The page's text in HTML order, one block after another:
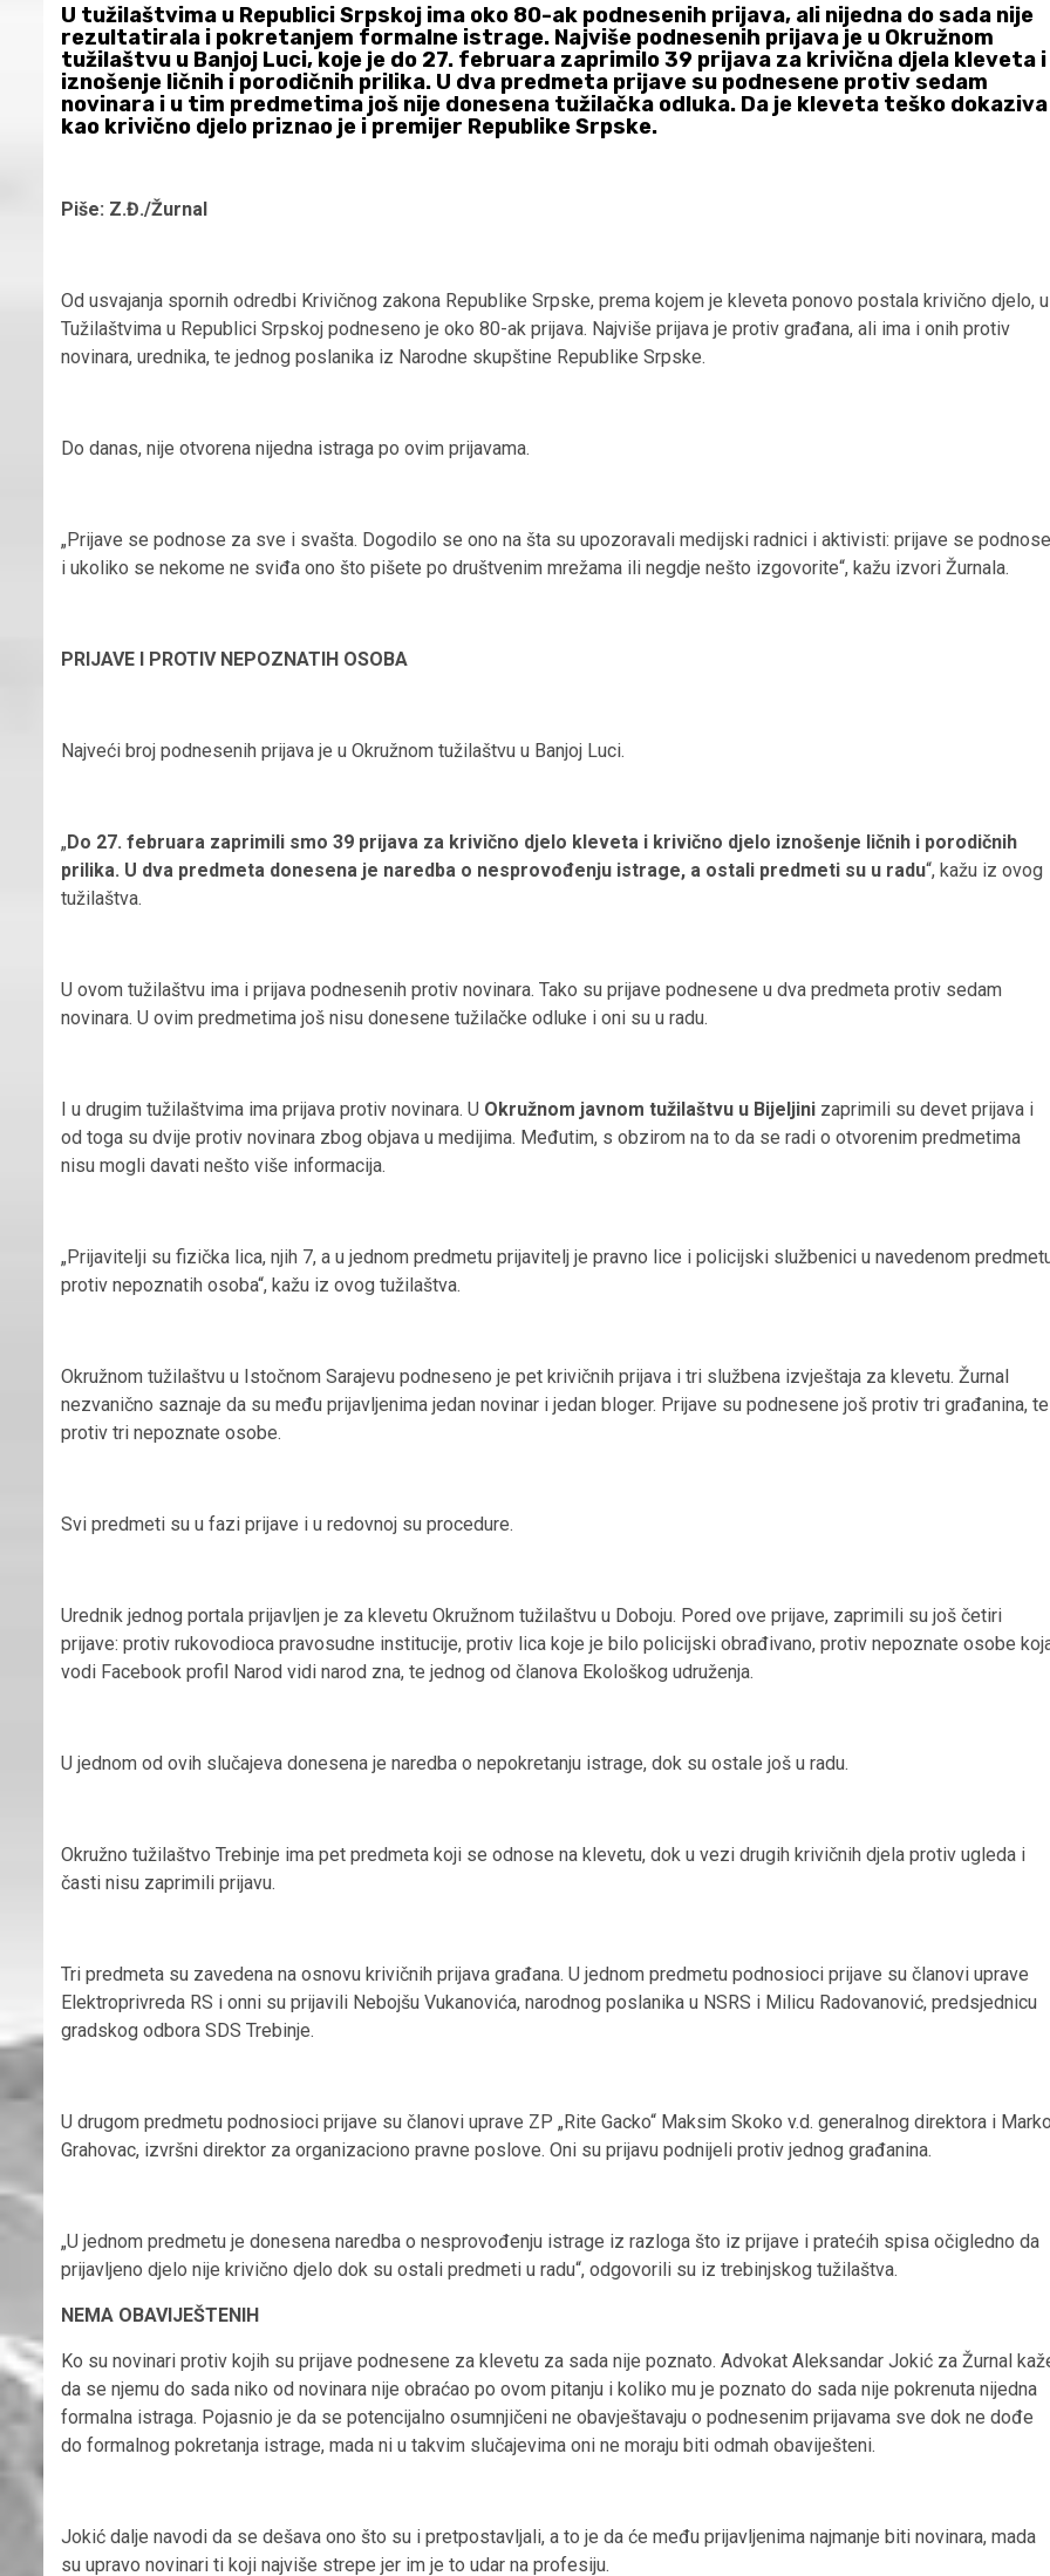
U tužilaštvima u Republici Srpskoj ima oko 80-ak podnesenih prijava, ali nijedna do sada nije
rezultatirala i pokretanjem formalne istrage. Najviše podnesenih prijava je u Okružnom
tužilaštvu u Banjoj Luci, koje je do 27. februara zaprimilo 39 prijava za krivična djela kleveta i
iznošenje ličnih i porodičnih prilika. U dva predmeta prijave su podnesene protiv sedam
novinara i u tim predmetima još nije donesena tužilačka odluka. Da je kleveta teško dokaziva
kao krivično djelo priznao je i premijer Republike Srpske.
Piše: Z.Đ./Žurnal
Od usvajanja spornih odredbi Krivičnog zakona Republike Srpske, prema kojem je kleveta ponovo postala krivično djelo, u
Tužilaštvima u Republici Srpskoj podneseno je oko 80-ak prijava. Najviše prijava je protiv građana, ali ima i onih protiv
novinara, urednika, te jednog poslanika iz Narodne skupštine Republike Srpske.
Do danas, nije otvorena nijedna istraga po ovim prijavama.
„Prijave se podnose za sve i svašta. Dogodilo se ono na šta su upozoravali medijski radnici i aktivisti: prijave se podnose
i ukoliko se nekome ne sviđa ono što pišete po društvenim mrežama ili negdje nešto izgovorite“, kažu izvori Žurnala.
PRIJAVE I PROTIV NEPOZNATIH OSOBA
Najveći broj podnesenih prijava je u Okružnom tužilaštvu u Banjoj Luci.
„Do 27. februara zaprimili smo 39 prijava za krivično djelo kleveta i krivično djelo iznošenje ličnih i porodičnih
prilika. U dva predmeta donesena je naredba o nesprovođenju istrage, a ostali predmeti su u radu“, kažu iz ovog
tužilaštva.
U ovom tužilaštvu ima i prijava podnesenih protiv novinara. Tako su prijave podnesene u dva predmeta protiv sedam
novinara. U ovim predmetima još nisu donesene tužilačke odluke i oni su u radu.
I u drugim tužilaštvima ima prijava protiv novinara. U Okružnom javnom tužilaštvu u Bijeljini zaprimili su devet prijava i
od toga su dvije protiv novinara zbog objava u medijima. Međutim, s obzirom na to da se radi o otvorenim predmetima
nisu mogli davati nešto više informacija.
„Prijavitelji su fizička lica, njih 7, a u jednom predmetu prijavitelj je pravno lice i policijski službenici u navedenom
protiv nepoznatih osoba“, kažu iz ovog tužilaštva.
Okružnom tužilaštvu u Istočnom Sarajevu podneseno je pet krivičnih prijava i tri službena izvještaja za klevetu. Žurnal
nezvanično saznaje da su među prijavljenima jedan novinar i jedan bloger. Prijave su podnesene još protiv tri građanina, te
protiv tri nepoznate osobe.
Svi predmeti su u fazi prijave i u redovnoj su procedure.
Urednik jednog portala prijavljen je za klevetu Okružnom tužilaštvu u Doboju. Pored ove prijave, zaprimili su još četiri
prijave: protiv rukovodioca pravosudne institucije, protiv lica koje je bilo policijski obrađivano, protiv nepoznate osobe
vodi Facebook profil Narod vidi narod zna, te jednog od članova Ekološkog udruženja.
U jednom od ovih slučajeva donesena je naredba o nepokretanju istrage, dok su ostale još u radu.
Okružno tužilaštvo Trebinje ima pet predmeta koji se odnose na klevetu, dok u vezi drugih krivičnih djela protiv ugleda i
časti nisu zaprimili prijavu.
Tri predmeta su zavedena na osnovu krivičnih prijava građana. U jednom predmetu podnosioci prijave su članovi uprave
Elektroprivreda RS i onni su prijavili Nebojšu Vukanovića, narodnog poslanika u NSRS i Milicu Radovanović, predsjednicu
gradskog odbora SDS Trebinje.
U drugom predmetu podnosioci prijave su članovi uprave ZP „Rite Gacko“ Maksim Skoko v.d. generalnog direktora i
Grahovac, izvršni direktor za organizaciono pravne poslove. Oni su prijavu podnijeli protiv jednog građanina.
„U jednom predmetu je donesena naredba o nesprovođenju istrage iz razloga što iz prijave i pratećih spisa očigledno da
prijavljeno djelo nije krivično djelo dok su ostali predmeti u radu“, odgovorili su iz trebinjskog tužilaštva.
NEMA OBAVIJEŠTENIH
Ko su novinari protiv kojih su prijave podnesene za klevetu za sada nije poznato. Advokat Aleksandar Jokić za Žurnal
da se njemu do sada niko od novinara nije obraćao po ovom pitanju i koliko mu je poznato do sada nije pokrenuta nijedna
formalna istraga. Pojasnio je da se potencijalno osumnjičeni ne obavještavaju o podnesenim prijavama sve dok ne dođe
do formalnog pokretanja istrage, mada ni u takvim slučajevima oni ne moraju biti odmah obaviješteni.
Jokić dalje navodi da se dešava ono što su i pretpostavljali, a to je da će među prijavljenima najmanje biti novinara, mada
su upravo novinari ti koji najviše strepe jer im je to udar na profesiju.